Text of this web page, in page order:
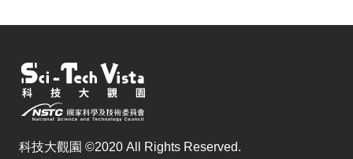
科技大觀園 ©2020 All Rights Reserved.